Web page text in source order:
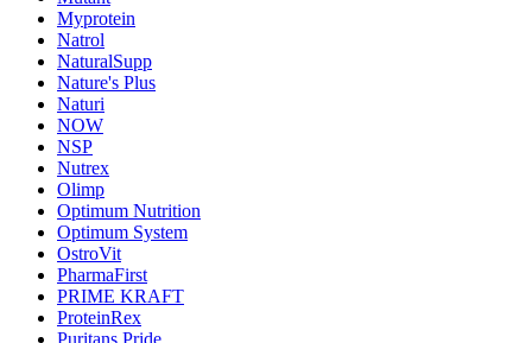
Myprotein
Natrol
NaturalSupp
Nature's Plus
Naturi
NOW
NSP
Nutrex
Olimp
Optimum Nutrition
Optimum System
OstroVit
PharmaFirst
PRIME KRAFT
ProteinRex
Puritans Pride